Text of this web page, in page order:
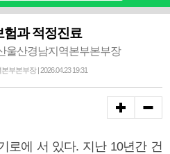
험과 적정진료
울산경남지역본부본부장
부본부장 | 2026.04.23 19:31
로에 서 있다. 지난 10년간 건